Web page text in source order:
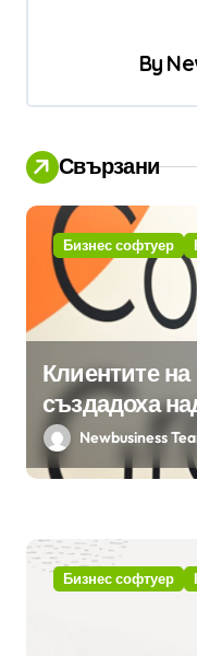
By
Свързани
Бизнес софтуер
Клиентите на
създадоха
ERP
вградения в
Newbusiness
Бизнес софтуер